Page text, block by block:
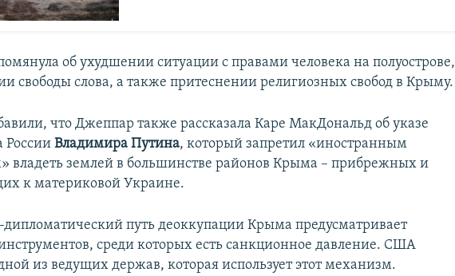
об ухудшении ситуации с правами человека на полуострове,
свободы слова, а также притеснении религиозных свобод в Крыму.
что Джеппар также рассказала Каре МакДональд об указе
РоссииВладимира Путина, который запретил «иностранным
владеть землей в большинстве районов Крыма – прибрежных и
к материковой Украине.
путь деоккупации Крыма предусматривает
среди которых есть санкционное давление. США
из ведущих держав, которая использует этот механизм.